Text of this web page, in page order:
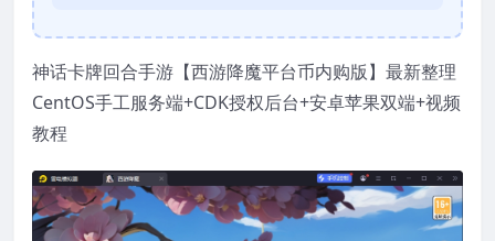
神话卡牌回合手游【西游降魔平台币内购版】最新整理
CentOS手工服务端+CDK授权后台+安卓苹果双端+视频
教程